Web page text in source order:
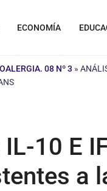
ECONOMÍA
08 Nº 3 »
10 E
a